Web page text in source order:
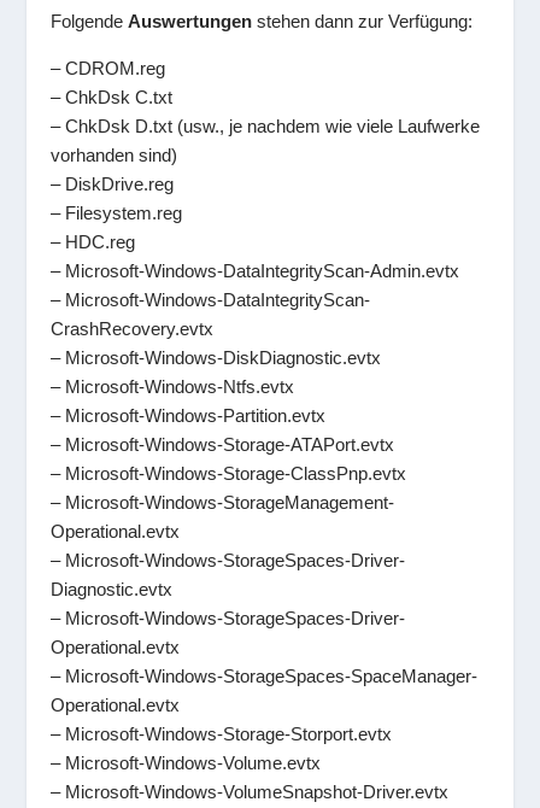
FolgendeAuswertungen stehen dann zur Verfügung:
– CDROM.reg
– ChkDsk C.txt
– ChkDsk D.txt (usw., je nachdem wie viele Laufwerke
vorhanden sind)
– DiskDrive.reg
– Filesystem.reg
– HDC.reg
– Microsoft-Windows-DataIntegrityScan-Admin.evtx
– Microsoft-Windows-DataIntegrityScan-
CrashRecovery.evtx
– Microsoft-Windows-DiskDiagnostic.evtx
– Microsoft-Windows-Ntfs.evtx
– Microsoft-Windows-Partition.evtx
– Microsoft-Windows-Storage-ATAPort.evtx
– Microsoft-Windows-Storage-ClassPnp.evtx
– Microsoft-Windows-StorageManagement-
Operational.evtx
– Microsoft-Windows-StorageSpaces-Driver-
Diagnostic.evtx
– Microsoft-Windows-StorageSpaces-Driver-
Operational.evtx
– Microsoft-Windows-StorageSpaces-SpaceManager-
Operational.evtx
– Microsoft-Windows-Storage-Storport.evtx
– Microsoft-Windows-Volume.evtx
– Microsoft-Windows-VolumeSnapshot-Driver.evtx